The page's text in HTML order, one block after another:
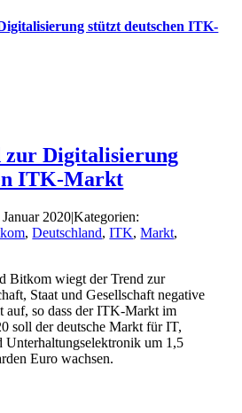
stützt deutschen ITK-
Digitalisierung
ITK-Markt
Januar 2020|Kategorien:
,Deutschland,ITK,Markt,
Bitkom wiegt der Trend zur
Staat und Gesellschaft negative
auf, so dass der ITK-Markt im
soll der deutsche Markt für IT,
Unterhaltungselektronik um 1,5
Euro wachsen.